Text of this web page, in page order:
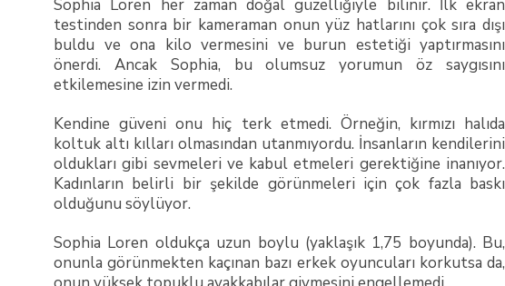
Sophia Loren her zaman doğal güzelliğiyle bilinir. İlk ekran
testinden sonra bir kameraman onun yüz hatlarını çok sıra dışı
buldu ve ona kilo vermesini ve burun estetiği yaptırmasını
önerdi. Ancak Sophia, bu olumsuz yorumun öz saygısını
etkilemesine izin vermedi.
Kendine güveni onu hiç terk etmedi. Örneğin, kırmızı halıda
koltuk altı kılları olmasından utanmıyordu. İnsanların kendilerini
oldukları gibi sevmeleri ve kabul etmeleri gerektiğine inanıyor.
Kadınların belirli bir şekilde görünmeleri için çok fazla baskı
olduğunu söylüyor.
Sophia Loren oldukça uzun boylu (yaklaşık 1,75 boyunda). Bu,
onunla görünmekten kaçınan bazı erkek oyuncuları korkutsa da,